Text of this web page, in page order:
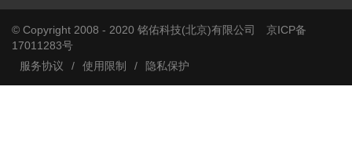
© Copyright 2008 - 2020 铭佑科技(北京)有限公司
京ICP备
17011283号
服务协议
/ 使用限制 / 隐私保护